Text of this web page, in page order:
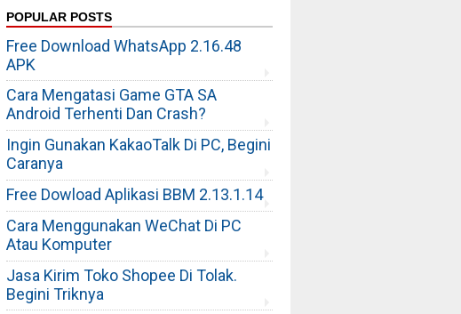
POPULAR POSTS
Free Download WhatsApp 2.16.48
APK
Cara Mengatasi Game GTA SA
Android Terhenti Dan Crash?
Ingin Gunakan KakaoTalk Di PC, Begini
Caranya
Free Dowload Aplikasi BBM 2.13.1.14
Cara Menggunakan WeChat Di PC
Atau Komputer
Jasa Kirim Toko Shopee Di Tolak.
Begini Triknya